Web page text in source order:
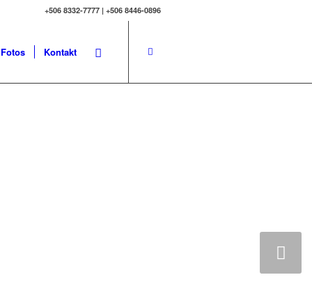
+506 8332-7777 | +506 8446-0896
Fotos Kontakt